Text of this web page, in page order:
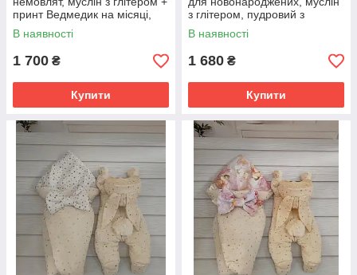
принт Ведмедик на місяці,
кремовий
В наявності
1 700 ₴
Купити
з глітером, пудровий з
принтом квіти
В наявності
1 680 ₴
Купити